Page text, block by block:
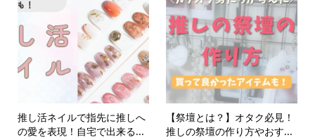
推し活ネイルで指先に推しへ
の愛を表現！自宅で出来る...
【祭壇とは？】オタク必見！
推しの祭壇の作り方やおす...